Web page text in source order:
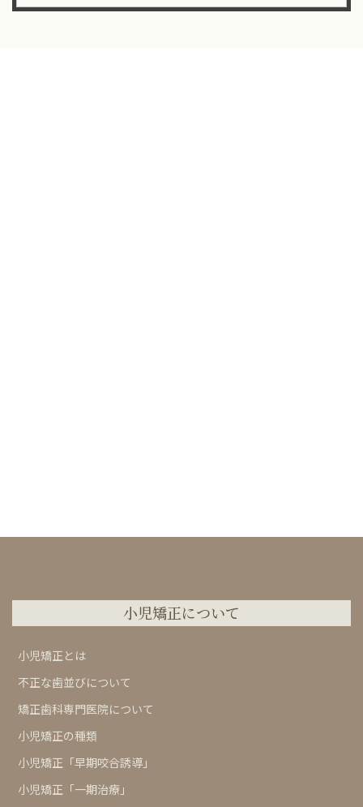
小児矯正について
小児矯正とは
不正な歯並びについて
矯正歯科専門医院について
小児矯正の種類
小児矯正「早期咬合誘導」
小児矯正「一期治療」